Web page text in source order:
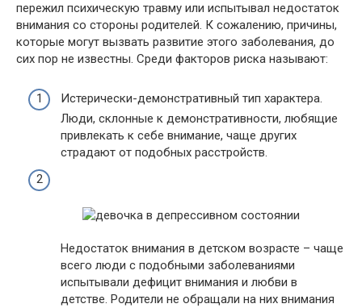
пережил психическую травму или испытывал недостаток
внимания со стороны родителей. К сожалению, причины,
которые могут вызвать развитие этого заболевания, до
сих пор не известны. Среди факторов риска называют:
Истерически-демонстративный тип характера.
Люди, склонные к демонстративности, любящие
привлекать к себе внимание, чаще других
страдают от подобных расстройств.
Недостаток внимания в детском возрасте – чаще
всего люди с подобными заболеваниями
испытывали дефицит внимания и любви в
детстве. Родители не обращали на них внимания